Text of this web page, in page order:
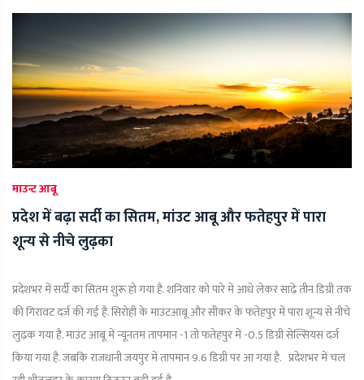
माउन्ट आबू
प्रदेश में बढ़ा सर्दी का सितम, मांउट आबू और फतेहपुर में पारा
शून्य से नीचे लुढ़का
प्रदेशभर में सर्दी का सितम शुरू हो गया है. शनिवार को पारे में आधे लेकर साढ़े तीन डिग्री तक
की गिरावट दर्ज की गई है. सिरोही के माउंटआबू और सीकर के फतेहपुर में पारा शून्य से नीचे
लुढ़क गया है. माउंट आबू में न्यूनतम तापमान -1 तो फतेहपुर में -0.5 डिग्री सेल्सियस दर्ज
किया गया है. जबकि राजधानी जयपुर में तापमान 9.6 डिग्री पर आ गया है. प्रदेशभर में चल